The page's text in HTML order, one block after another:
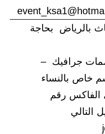
بالرياض بحاجة
جرافيك –
خاص بالنساء
الفاكس رقم
التالي